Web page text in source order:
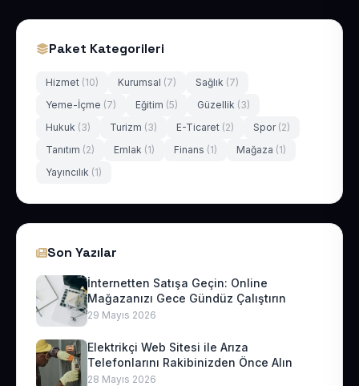
Paket Kategorileri
Hizmet (10) Kurumsal (7) Sağlık (7)
Yeme-İçme (7) Eğitim (5) Güzellik (3)
Hukuk (3) Turizm (3) E-Ticaret (2) Spor (2)
Tanıtım (2) Emlak (1) Finans (1) Mağaza (1)
Yayıncılık (1)
Son Yazılar
İnternetten Satışa Geçin: Online
Mağazanızı Gece Gündüz Çalıştırın
29 Mayıs 2026
Elektrikçi Web Sitesi ile Arıza
Telefonlarını Rakibinizden Önce Alın
28 Mayıs 2026